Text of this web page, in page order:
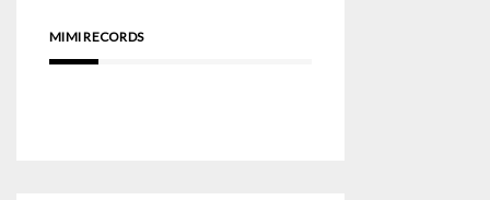
MIMI RECORDS